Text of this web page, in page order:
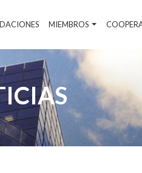
MIEMBROS